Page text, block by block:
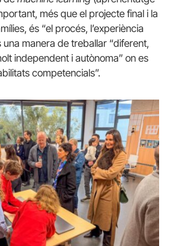
més que el projecte final i la
és “el procés, l’experiència
una manera de treballar “diferent,
independent i autònoma” on es
competencials”.